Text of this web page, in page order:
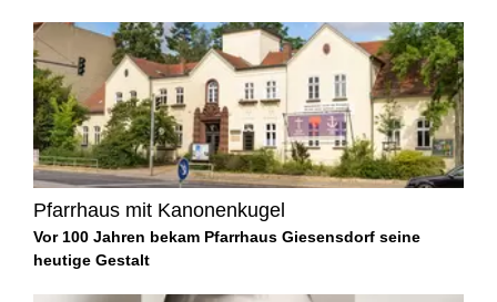
Pfarrhaus mit Kanonenkugel
Vor 100 Jahren bekam Pfarrhaus Giesensdorf seine
heutige Gestalt